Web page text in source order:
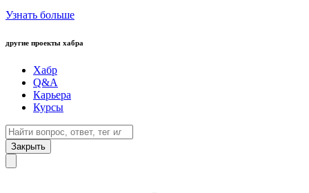
Узнать больше
другие проекты хабра
Хабр
Q&A
Карьера
Курсы
Закрыть